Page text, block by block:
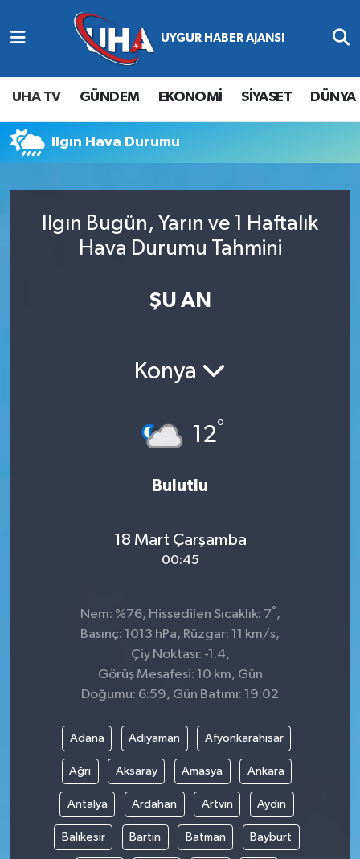
UHA TV GÜNDEM EKONOMİ SİYASET DÜNYA
Ilgın Hava Durumu
Ilgın Bugün, Yarın ve 1 Haftalık
Hava Durumu Tahmini
ŞU AN
Konya
12°
Bulutlu
18 Mart Çarşamba
00:45
Nem: %76, Hissedilen Sıcaklık: 7° ,
Basınç: 1013 hPa, Rüzgar: 11 km/s,
Çiy Noktası: -1.4,
Görüş Mesafesi: 10 km, Gün
Doğumu: 6:59, Gün Batımı: 19:02
Adana Adıyaman Afyonkarahisar
Ağrı Aksaray Amasya Ankara
Antalya Ardahan Artvin Aydın
Balıkesir Bartın Batman Bayburt
Abone Ol
Gündem
Ekonomi
Siyaset
Nöbetçi Eczaneler
Hava Durumu
Namaz Vakitleri
Süper Lig Puan Durumu ve Fikstür
Son Dakika Haberleri